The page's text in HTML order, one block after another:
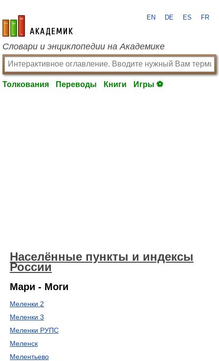
academic.ru
EN DE ES FR
Словари и энциклопедии на Академике
Толкования Переводы Книги Игры ⚽
Населённые пункты и индексы
России
Мари - Моги
Меленки 2
Меленки 3
Меленки РУПС
Меленск
Мелентьево